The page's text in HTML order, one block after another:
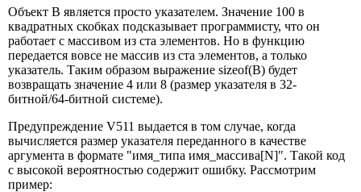
Объект B является просто указателем. Значение 100 в
квадратных скобках подсказывает программисту, что он
работает с массивом из ста элементов. Но в функцию
передается вовсе не массив из ста элементов, а только
указатель. Таким образом выражение sizeof(B) будет
возвращать значение 4 или 8 (размер указателя в 32-
битной/64-битной системе).
Предупреждение V511 выдается в том случае, когда
вычисляется размер указателя переданного в качестве
аргумента в формате "имя_типа имя_массива[N]". Такой код
с высокой вероятностью содержит ошибку. Рассмотрим
пример: